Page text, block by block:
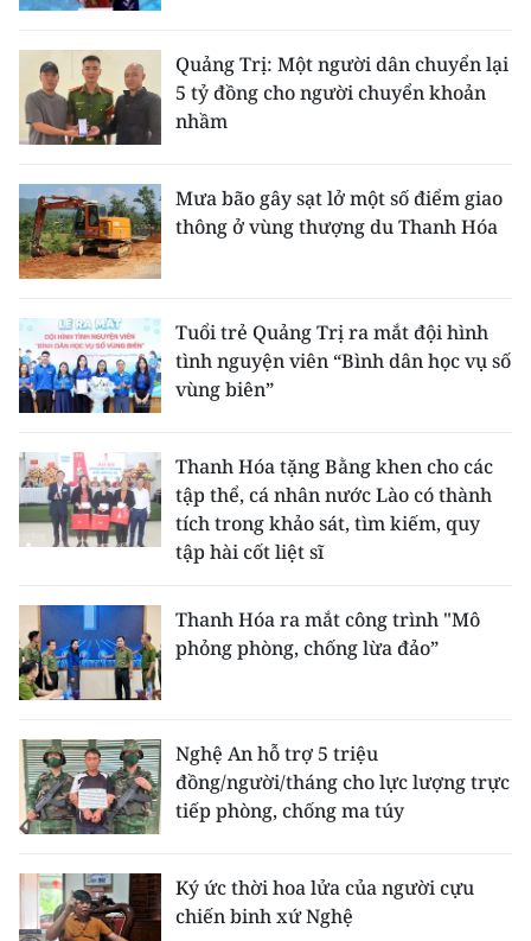
Quảng Trị: Một người dân chuyển lại
5 tỷ đồng cho người chuyển khoản
nhầm
Mưa bão gây sạt lở một số điểm giao
thông ở vùng thượng du Thanh Hóa
Tuổi trẻ Quảng Trị ra mắt đội hình
tình nguyện viên “Bình dân học vụ số
vùng biên”
Thanh Hóa tặng Bằng khen cho các
tập thể, cá nhân nước Lào có thành
tích trong khảo sát, tìm kiếm, quy
tập hài cốt liệt sĩ
Thanh Hóa ra mắt công trình "Mô
phỏng phòng, chống lừa đảo”
Nghệ An hỗ trợ 5 triệu
đồng/người/tháng cho lực lượng trực
tiếp phòng, chống ma túy
Ký ức thời hoa lửa của người cựu
chiến binh xứ Nghệ